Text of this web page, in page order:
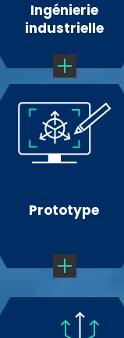
Ingénierie
industrielle
Prototype